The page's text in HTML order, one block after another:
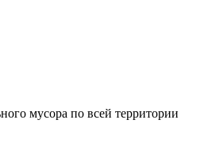
мусора по всей территории